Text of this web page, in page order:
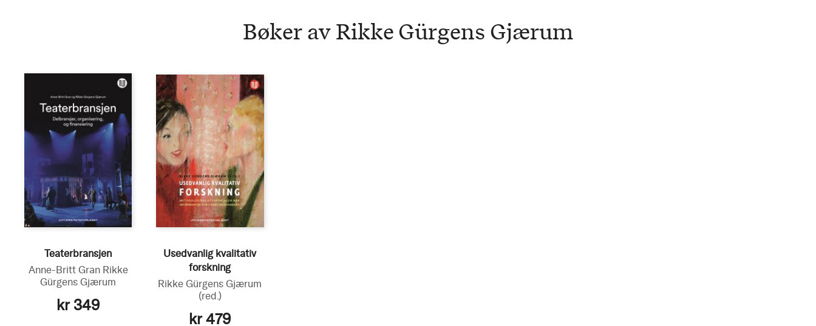
Bøker av Rikke Gürgens Gjærum
Teaterbransjen
Anne-Britt Gran Rikke
Gürgens Gjærum
kr 349
Usedvanlig kvalitativ
forskning
Rikke Gürgens Gjærum
(red.)
kr 479